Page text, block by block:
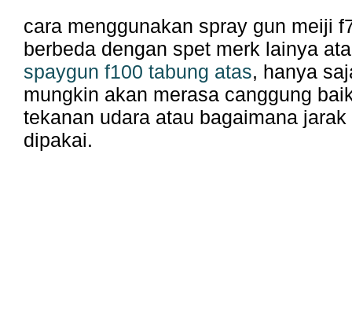
cara menggunakan spray gun meiji
berbeda dengan spet merk lainya
spaygun f100 tabung atas, hanya
mungkin akan merasa canggung
tekanan udara atau bagaimana
dipakai.